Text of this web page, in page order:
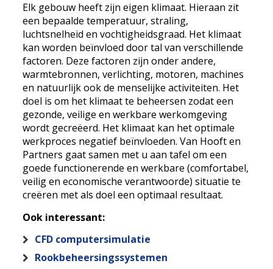
Elk gebouw heeft zijn eigen klimaat. Hieraan zit
een bepaalde temperatuur, straling,
luchtsnelheid en vochtigheidsgraad. Het klimaat
kan worden beïnvloed door tal van verschillende
factoren. Deze factoren zijn onder andere,
warmtebronnen, verlichting, motoren, machines
en natuurlijk ook de menselijke activiteiten. Het
doel is om het klimaat te beheersen zodat een
gezonde, veilige en werkbare werkomgeving
wordt gecreëerd. Het klimaat kan het optimale
werkproces negatief beïnvloeden. Van Hooft en
Partners gaat samen met u aan tafel om een
goede functionerende en werkbare (comfortabel,
veilig en economische verantwoorde) situatie te
creëren met als doel een optimaal resultaat.
Ook interessant:
CFD computersimulatie
Rookbeheersingssystemen